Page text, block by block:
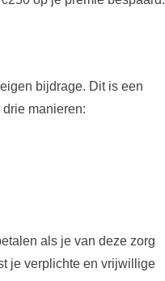
bijdrage. Dit is een
manieren:
als je van deze zorg
je verplichte en vrijwillige